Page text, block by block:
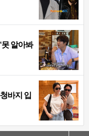
알아봐
바지 입